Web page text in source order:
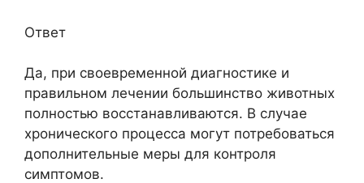
Ответ
Да, при своевременной диагностике и
правильном лечении большинство животных
полностью восстанавливаются. В случае
хронического процесса могут потребоваться
дополнительные меры для контроля
симптомов.